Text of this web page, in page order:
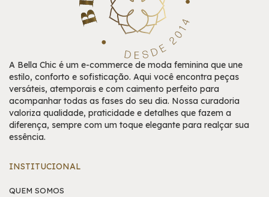
A Bella Chic é um e-commerce de moda feminina que une
estilo, conforto e sofisticação. Aqui você encontra peças
versáteis, atemporais e com caimento perfeito para
acompanhar todas as fases do seu dia. Nossa curadoria
valoriza qualidade, praticidade e detalhes que fazem a
diferença, sempre com um toque elegante para realçar sua
essência.
INSTITUCIONAL
QUEM SOMOS